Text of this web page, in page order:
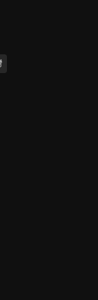
心動的ta
女模特「考
感動御姐